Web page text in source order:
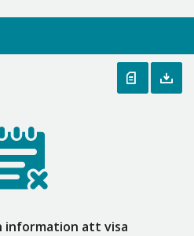
information att visa